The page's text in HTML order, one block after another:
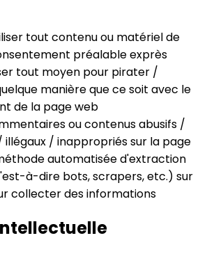
tout contenu ou matériel de
préalable exprès
tout moyen pour pirater /
manière que ce soit avec le
de la page web
ou contenus abusifs /
/ inappropriés sur la page
automatisée d'extraction
à-dire bots, scrapers, etc.) sur
collecter des informations